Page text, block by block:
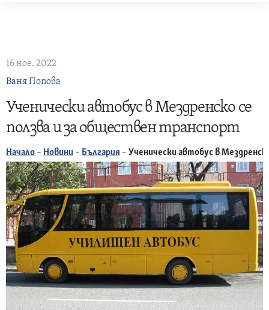
16 ное. 2022
Ваня Попова
Ученически автобус в Мездренско се
ползва и за обществен транспорт
Начало – Новини – България – Ученически автобус в